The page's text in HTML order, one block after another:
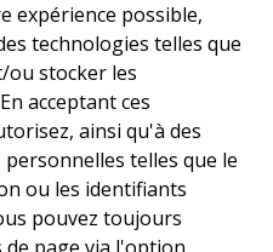
expérience possible,
technologies telles que
ou stocker les
acceptant ces
ainsi qu'à des
telles que le
ou les identifiants
pouvez toujours
m²], penderie [parquet
flottant; ± 4,9x7,0],
meubles, hotte,
lave-vaisselle,
à laver], terrasse
nuit [vinyle; ± 1,0x1,8],
[vinyle; ± 3,0x3,3],
± 2,3x2,0; lavabo sur